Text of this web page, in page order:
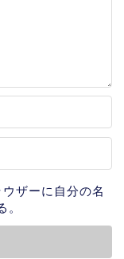
ザーに自分の名
。